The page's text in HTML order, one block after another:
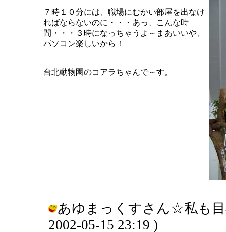
７時１０分には、職場にむかい部屋を出なけ
ればならないのに・・・あっ、こんな時
間・・・３時になっちゃうよ～まあいいや、
パソコン楽しいから！
台北動物園のコアラちゃんで～す。
あゆまっくすさん☆私も
2002-05-15 23:19 )